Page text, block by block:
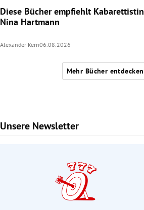
Diese Bücher empfiehlt Kabarettistin
Nina Hartmann
Alexander Kern06.08.2026
Mehr Bücher entdecken
Unsere Newsletter
Slide 1 von 6